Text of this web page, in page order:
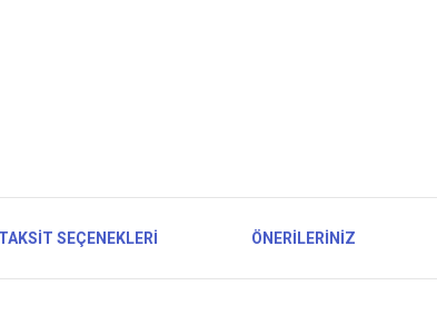
TAKSIT SEÇENEKLERI ÖNERILERINIZ